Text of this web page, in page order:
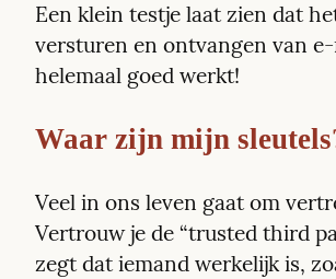
Een klein testje laat zien dat
versturen en ontvangen van
helemaal goed werkt!
Waar zijn mijn
Veel in ons leven gaat om
Vertrouw je de “trusted third
zegt dat iemand werkelijk is,